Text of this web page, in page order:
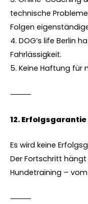
technische
Folgen
4. DOG’s life Berlin
Fahrlässigkeit.
5. Keine Haftung
⸻
12.⁠ ⁠Erfolgsgarantie
Es wird keine
Der Fortschritt
Hundetraining –
⸻